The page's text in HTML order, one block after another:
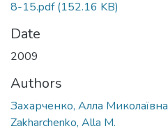
8-15.pdf(152.16 KB)
Date
2009
Authors
Захарченко, Алла Миколаївна
Zakharchenko, Alla M.